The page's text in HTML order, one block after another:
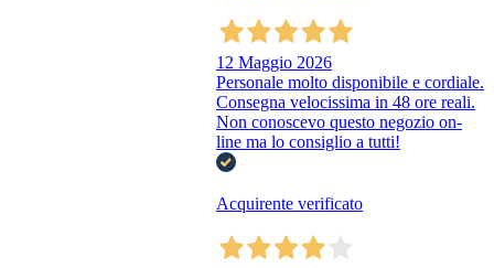
12 Maggio 2026
Personale molto disponibile e cordiale.
Consegna velocissima in 48 ore reali.
Non conoscevo questo negozio on-
line ma lo consiglio a tutti!
Acquirente verificato